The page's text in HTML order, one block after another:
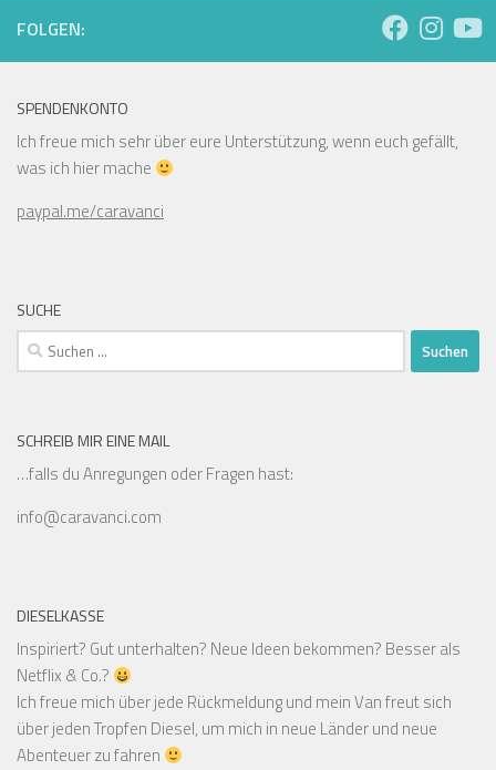
FOLGEN:
SPENDENKONTO
Ich freue mich sehr über eure Unterstützung, wenn euch gefällt,
was ich hier mache
paypal.me/caravanci
SUCHE
Suchen
nach:
SCHREIB MIR EINE MAIL
…falls du Anregungen oder Fragen hast:
info@caravanci.com
DIESELKASSE
Inspiriert? Gut unterhalten? Neue Ideen bekommen? Besser als
Netflix & Co.?
Ich freue mich über jede Rückmeldung und mein Van freut sich
über jeden Tropfen Diesel, um mich in neue Länder und neue
Abenteuer zu fahren